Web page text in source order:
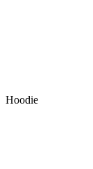
Hoodie